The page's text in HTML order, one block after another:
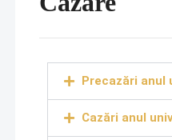
Precazări anul
Cazări anul